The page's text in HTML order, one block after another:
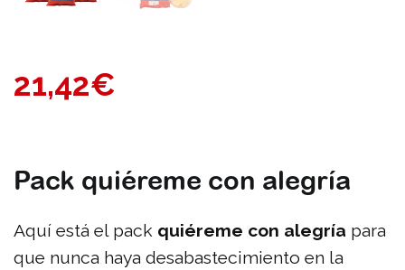
21,42€
Pack quiéreme con alegría
Aquí está el pack quiéreme con alegría para
que nunca haya desabastecimiento en la